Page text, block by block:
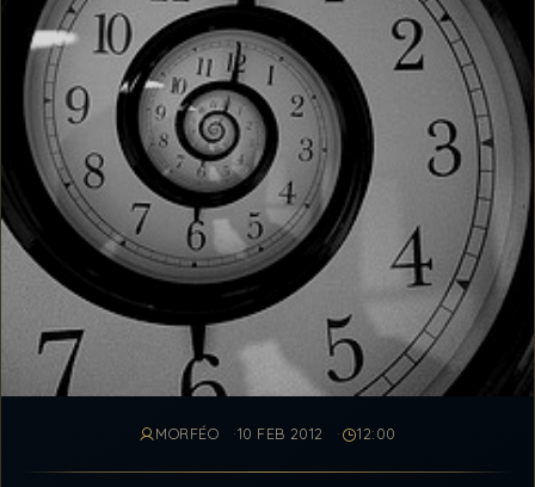
MORFÉO 10 FEB 2012 12:00